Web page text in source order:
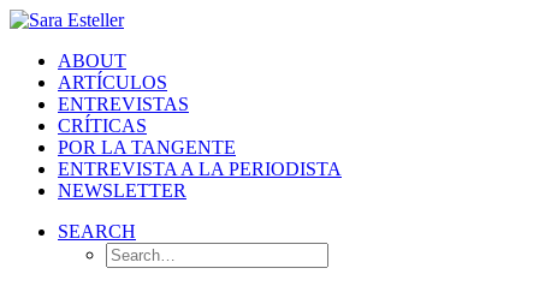
ABOUT
ARTÍCULOS
ENTREVISTAS
CRÍTICAS
POR LA TANGENTE
ENTREVISTA A LA PERIODISTA
NEWSLETTER
SEARCH